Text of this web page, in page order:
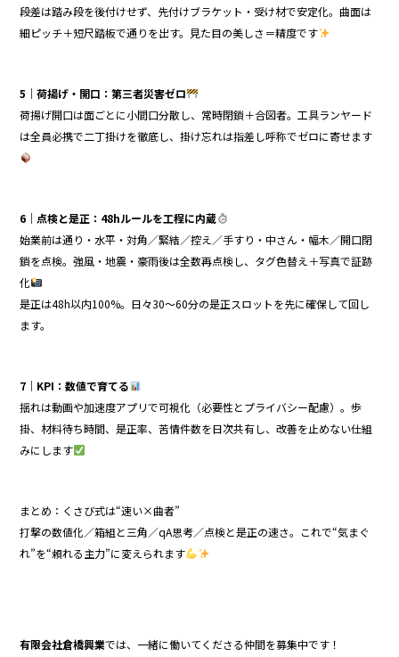
段差は踏み段を後付けせず、先付けブラケット・受け材で安定化。曲面は
細ピッチ＋短尺踏板で通りを出す。見た目の美しさ＝精度です
5｜荷揚げ・開口：第三者災害ゼロ
荷揚げ開口は面ごとに小間口分散し、常時閉鎖＋合図者。工具ランヤード
は全員必携で二丁掛けを徹底し、掛け忘れは指差し呼称でゼロに寄せます
6｜点検と是正：48hルールを工程に内蔵
始業前は通り・水平・対角／緊結／控え／手すり・中さん・幅木／開口閉
鎖を点検。強風・地震・豪雨後は全数再点検し、タグ色替え＋写真で証跡
化
是正は48h以内100%。日々30〜60分の是正スロットを先に確保して回し
ます。
7｜KPI：数値で育てる
揺れは動画や加速度アプリで可視化（必要性とプライバシー配慮）。歩
掛、材料待ち時間、是正率、苦情件数を日次共有し、改善を止めない仕組
みにします
まとめ：くさび式は“速い×曲者”
打撃の数値化／箱組と三角／qA思考／点検と是正の速さ。これで“気まぐ
れ”を“頼れる主力”に変えられます
有限会社倉橋興業では、一緒に働いてくださる仲間を募集中です！